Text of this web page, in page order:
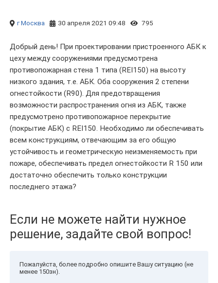
г Москва 30 апреля 2021 09:48 795
Добрый день! При проектировании пристроенного АБК к
цеху между сооружениями предусмотрена
противопожарная стена 1 типа (REI150) на высоту
низкого здания, т.е. АБК. Оба сооружения 2 степени
огнестойкости (R90). Для предотвращения
возможности распространения огня из АБК, также
предусмотрено противопожарное перекрытие
(покрытие АБК) с REI150. Необходимо ли обеспечивать
всем конструкциям, отвечающим за его общую
устойчивость и геометрическую неизменяемость при
пожаре, обеспечивать предел огнестойкости R 150 или
достаточно обеспечить только конструкции
последнего этажа?
Если не можете найти нужное
решение, задайте свой вопрос!
Пожалуйста, более подробно опишите Вашу ситуацию (не
менее 150зн).